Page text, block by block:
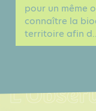
pour un même
connaître la
territoire afin